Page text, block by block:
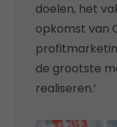
doelen, het
opkomst van
de grootste
realiseren.’